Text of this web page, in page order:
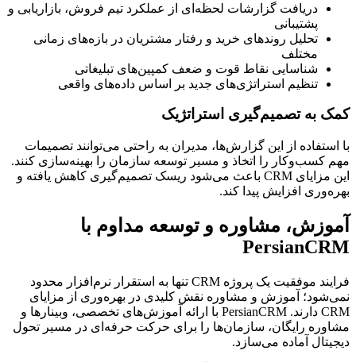
دریافت گزارشات لحظه‌ای از عملکرد تیم فروش، بازاریابی و
پشتیبانی
تحلیل روندهای خرید و رفتار مشتریان در بازه‌های زمانی
مختلف
شناسایی نقاط قوت و ضعف کمپین‌های تبلیغاتی
تنظیم استراتژی‌های جدید بر اساس داده‌های واقعی
کمک به تصمیم‌گیری استراتژیک
با استفاده از این گزارش‌ها، مدیران به راحتی می‌توانند تصمیمات
مهم کسب‌وکار را اتخاذ و مسیر توسعه سازمان را بهینه‌سازی کنند.
این مزایای CRM باعث می‌شود ریسک تصمیم‌گیری کاهش یافته و
بهره‌وری افزایش پیدا کند.
آموزش، مشاوره و توسعه مداوم با
PersianCRM
فرایند موفقیت یک پروژه CRM تنها به استقرار نرم‌افزار محدود
نمی‌شود؛ آموزش و مشاوره نقش کلیدی در بهره‌وری از مزایای
CRM دارند. PersianCRM با ارائه آموزش‌های تخصصی، وبینارها و
مشاوره رایگان، سازمان‌ها را برای حرکت حرفه‌ای در مسیر تحول
دیجیتال آماده می‌سازد.